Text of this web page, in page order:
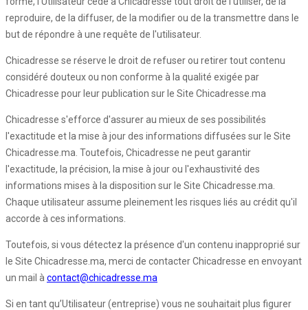
reproduire, de la diffuser, de la modifier ou de la transmettre dans le
but de répondre à une requête de l'utilisateur.
Chicadresse se réserve le droit de refuser ou retirer tout contenu
considéré douteux ou non conforme à la qualité exigée par
Chicadresse pour leur publication sur le Site Chicadresse.ma
Chicadresse s'efforce d'assurer au mieux de ses possibilités
l'exactitude et la mise à jour des informations diffusées sur le Site
Chicadresse.ma. Toutefois, Chicadresse ne peut garantir
l'exactitude, la précision, la mise à jour ou l'exhaustivité des
informations mises à la disposition sur le Site Chicadresse.ma.
Chaque utilisateur assume pleinement les risques liés au crédit qu'il
accorde à ces informations.
Toutefois, si vous détectez la présence d'un contenu inapproprié sur
le Site Chicadresse.ma, merci de contacter Chicadresse en envoyant
un mail à contact@chicadresse.ma
Si en tant qu’Utilisateur (entreprise) vous ne souhaitait plus figurer